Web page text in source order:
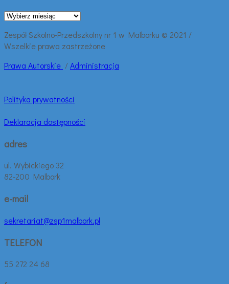
Archiwalne
Zespół Szkolno-Przedszkolny nr 1 w Malborku © 2021 /
Wszelkie prawa zastrzeżone
Prawa Autorskie /Administracja
Polityka prywatności
Deklaracja dostępności
adres
ul. Wybickiego 32
82-200 Malbork
e-mail
sekretariat@zsp1malbork.pl
TELEFON
55 272 24 68